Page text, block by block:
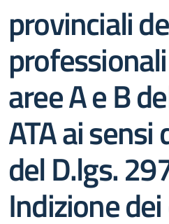
provinciali
aree A e B
ATA ai sensi
del D.lgs.
Indizione